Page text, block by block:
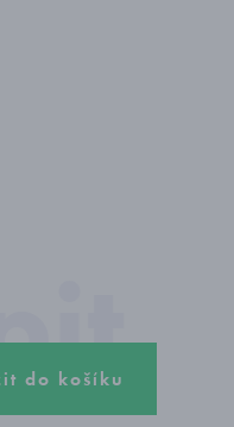
do košíku